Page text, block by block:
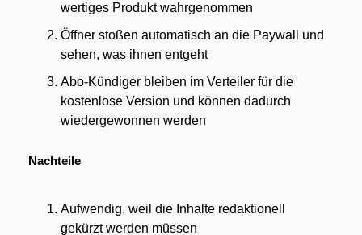
wertiges Produkt wahrgenommen
Öffner stoßen automatisch an die Paywall und
sehen, was ihnen entgeht
Abo-Kündiger bleiben im Verteiler für die
kostenlose Version und können dadurch
wiedergewonnen werden
Nachteile
Aufwendig, weil die Inhalte redaktionell
gekürzt werden müssen